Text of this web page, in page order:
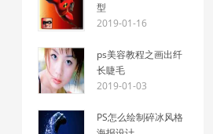
型
2019-01-16
ps美容教程之画出纤
长睫毛
2019-01-03
PS怎么绘制碎冰风格